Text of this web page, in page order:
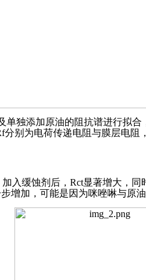
独添加原油的阻抗谱进行拟
别为电荷传递电阻与膜层电
入缓蚀剂后，Rct显著增大，
增加，可能是因为咪唑啉与原